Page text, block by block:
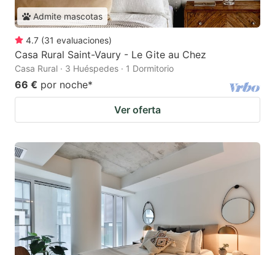
Admite mascotas
4.7 (31 evaluaciones)
Casa Rural Saint-Vaury - Le Gite au Chez
Casa Rural · 3 Huéspedes · 1 Dormitorio
66 € por noche*
Ver oferta